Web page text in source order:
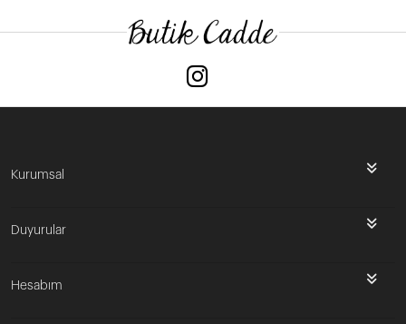
Kurumsal
Duyurular
Hesabım